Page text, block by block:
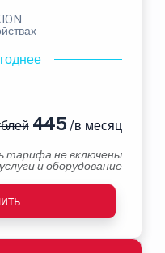
445 /в месяц
тарифа не включены
и оборудование